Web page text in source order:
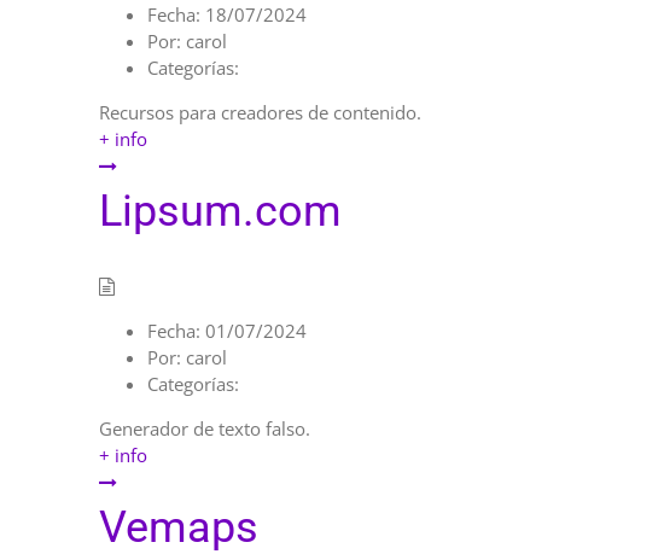
Fecha: 18/07/2024
Por: carol
Categorías:
Recursos para creadores de contenido.
+ info
Lipsum.com
Fecha: 01/07/2024
Por: carol
Categorías:
Generador de texto falso.
+ info
Vemaps